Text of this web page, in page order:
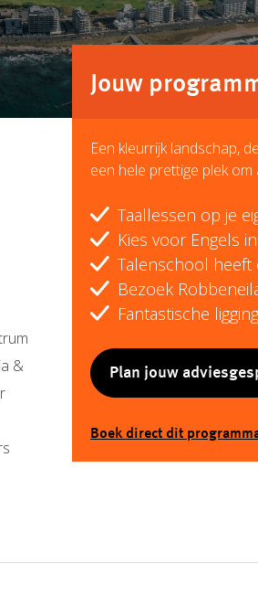
&
Jouw
Een kleurrijk landschap,
een hele prettige plek om
Taallessen op je
Kies voor Engels
Talenschool
Bezoek
Fantastische ligging
Plan jouw
Boek direct dit